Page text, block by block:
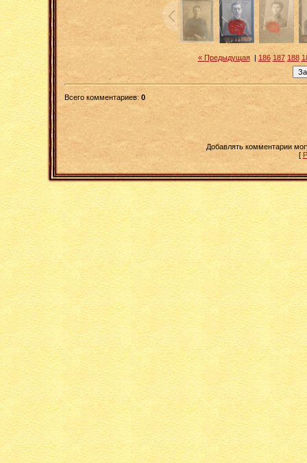
« Предыдущая| 186 187 188
Всего комментариев: 0
Добавлять комментарии
[